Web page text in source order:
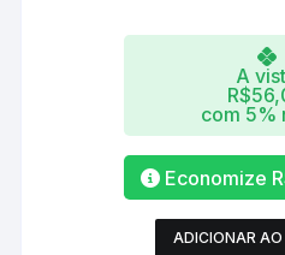
A
R$
com 5%
Economize
ADICIONAR